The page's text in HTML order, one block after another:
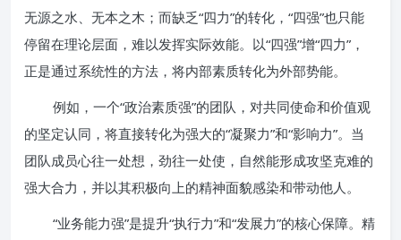
无源之水、无本之木；而缺乏“四力”的转化，“四强”也只能
停留在理论层面，难以发挥实际效能。以“四强”增“四力”，
正是通过系统性的方法，将内部素质转化为外部势能。
例如，一个“政治素质强”的团队，对共同使命和价值观
的坚定认同，将直接转化为强大的“凝聚力”和“影响力”。当
团队成员心往一处想，劲往一处使，自然能形成攻坚克难的
强大合力，并以其积极向上的精神面貌感染和带动他人。
“业务能力强”是提升“执行力”和“发展力”的核心保障。精